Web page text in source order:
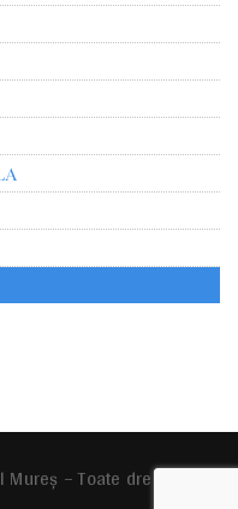
– Toate drepturile